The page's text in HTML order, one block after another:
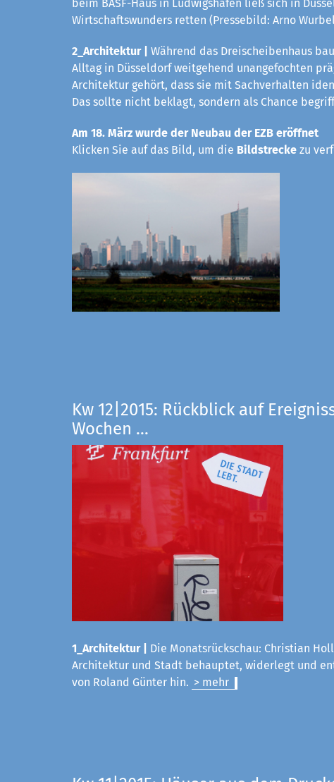
beim BASF-Haus in Ludwigshafen ließ sich in
Wirtschaftswunders retten (Pressebild: Arno
2_Architektur |
Während das Dreischeibenhaus
Alltag in Düsseldorf weitgehend unangefochten
Architektur gehört, dass sie mit Sachverhalten
Das sollte nicht beklagt, sondern als Chance
Am 18. März wurde der Neubau der EZB eröffnet
Klicken Sie auf das Bild, um die Bildstrecke zu
Kw 12|2015: Rückblick auf
Wochen ...
1_Architektur|
Die Monatsrückschau: Christian
Architektur und Stadt behauptet, widerlegt und
von Roland Günter hin. > mehr